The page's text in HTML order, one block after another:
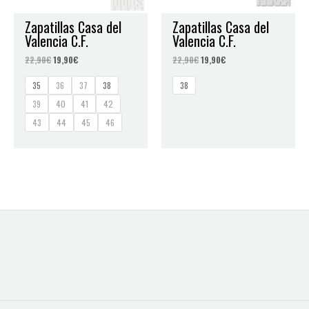
Zapatillas Casa del
Valencia C.F.
22,90€19,90€
35 36 37
38
39
40 41
42
43
44 45 46
Zapatillas Casa del
Valencia C.F.
22,90€19,90€
38